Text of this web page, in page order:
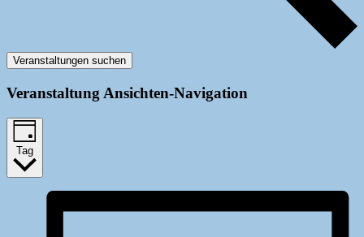
Veranstaltungen suchen
Veranstaltung Ansichten-Navigation
Tag